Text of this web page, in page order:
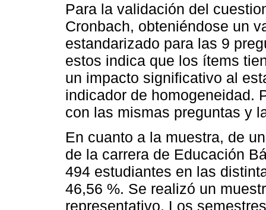
Para la validación del
Cronbach, obteniéndose un
estandarizado para las 9
estos indica que los ítems
un impacto significativo al
indicador de homogeneidad.
con las mismas preguntas y
En cuanto a la muestra, de
de la carrera de Educación
494 estudiantes en las
46,56 %. Se realizó un
representativo. Los